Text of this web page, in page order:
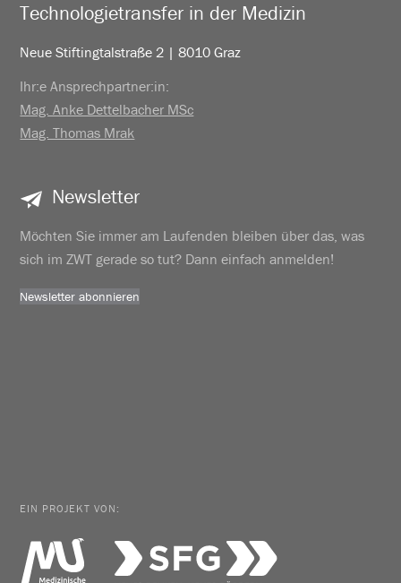
Technologietransfer in der Medizin
Neue Stiftingtalstraße 2 | 8010 Graz
Ihr:e Ansprechpartner:in:
Mag. Anke Dettelbacher MSc
Mag. Thomas Mrak
Newsletter
Möchten Sie immer am Laufenden bleiben über das, was
sich im ZWT gerade so tut? Dann einfach anmelden!
Newsletter abonnieren
EIN PROJEKT VON: